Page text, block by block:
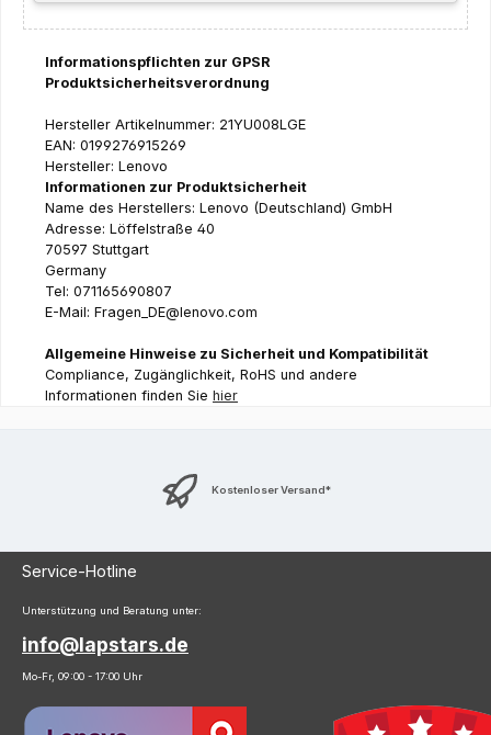
Informationspflichten zur GPSR
Produktsicherheitsverordnung
Hersteller Artikelnummer: 21YU008LGE
EAN: 0199276915269
Hersteller: Lenovo
Informationen zur Produktsicherheit
Name des Herstellers: Lenovo (Deutschland) GmbH
Adresse: Löffelstraße 40
70597 Stuttgart
Germany
Tel: 071165690807
E-Mail: Fragen_DE@lenovo.com
Allgemeine Hinweise zu Sicherheit und Kompatibilität
Compliance, Zugänglichkeit, RoHS und andere
Informationen finden Sie hier
Kostenloser Versand*
Service-Hotline
Unterstützung und Beratung unter:
info@lapstars.de
Mo-Fr, 09:00 - 17:00 Uhr